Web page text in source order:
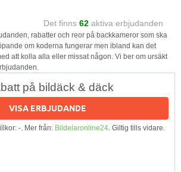
Det finns 62 aktiva erbjudanden
rabatter och reor på backkameror som ska
om koderna fungerar men ibland kan det
att kolla alla eller missat någon. Vi ber om ursäkt
på bildäck & däck
VISA ERBJUDANDE
-. Mer från: Bildelaronline24. Giltig tills vidare.